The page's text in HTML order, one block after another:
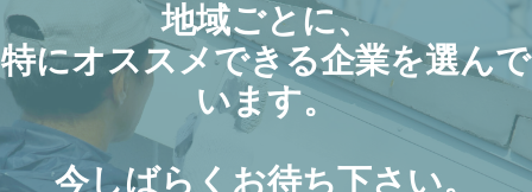
地域ごとに、
特にオススメできる企業を選んで
います。
今しばらくお待ち下さい。